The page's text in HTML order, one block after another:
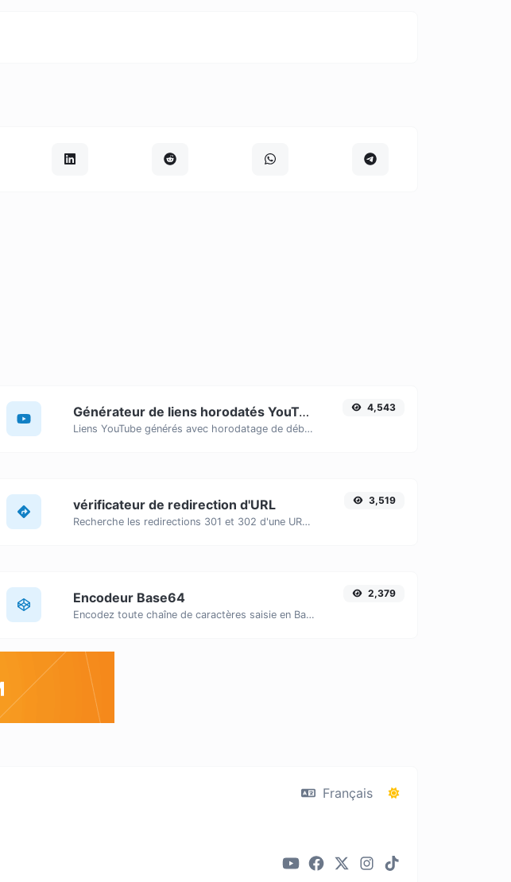
Générateur de liens horodatés YouTube
Liens YouTube générés avec horodatage de début précis, utiles pour les utilisateurs mobiles.
4,543
vérificateur de redirection d'URL
Recherche les redirections 301 et 302 d'une URL spécifique. La recherche portera sur un maximum de 10 redirections.
3,519
Encodeur Base64
Encodez toute chaîne de caractères saisie en Base64.
2,379
Français